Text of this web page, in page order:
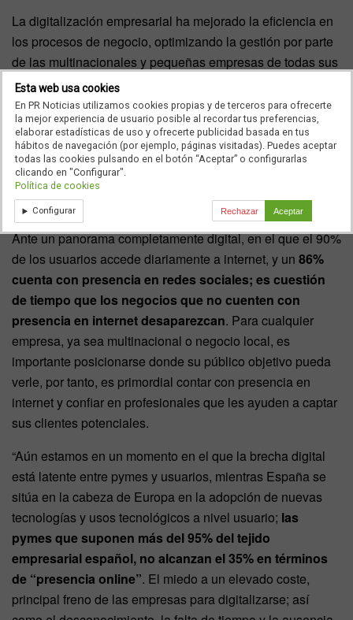
La digitalización empresarial ha mejorado la eficiencia en
los procesos de negocio, optimizando la gestión por parte
de las multinacionales y pequeñas empresas de todas sus
áreas de acción: facturación, gestión de nóminas, recogida
de información, comunicación corporativa, procesos
internos, entre otros; además ha permitido desarrollar otros
canales de negocio que han permitido mejorar las
relaciones con sus proveedores y clientes, como lo son los
marketplaces, el comercio electrónico, y las plataformas de
venta online.
Ante un panorama completamente digital, en el que el 90%
de los usuarios accede diariamente a internet, y un 86%
cuenta con presencia en redes sociales; es cuestión
de tiempo que los negocios que no cuenten con
presencia en internet desaparezcan. Para cualquier
empresa, ya sea multinacional o negocio local, es
importante posicionarse donde su público objetivo pueda
verle, por tanto, es primordial contar con presencia en
internet y confiar en profesionales que les ayuden a captar
sus clientes potenciales.
“Aún estamos en un momento en el que la brecha digital
está latente entre pymes y usuarios, mientras España se
sitúa en la cabeza de Europa en la adopción de nuevas
tecnologías y usos tecnológicos a nivel usuario; las
pymes que suponen más del 95% del tejido
empresarial español, no alcanzan el 35% en términos
de “presencia online”. El miedo a un elevado coste,
principal freno de las empresas para digitalizarse; así
Esta web usa cookies
En PR Noticias utilizamos cookies propias y de terceros para ofrecerte
la mejor experiencia de usuario posible al recordar tus preferencias,
elaborar estadísticas de uso y ofrecerte publicidad basada en tus
hábitos de navegación (por ejemplo, páginas visitadas). Puedes aceptar
todas las cookies pulsando en el botón “Aceptar” o configurarlas
clicando en "Configurar".
Política de cookies
Configurar Rechazar Aceptar